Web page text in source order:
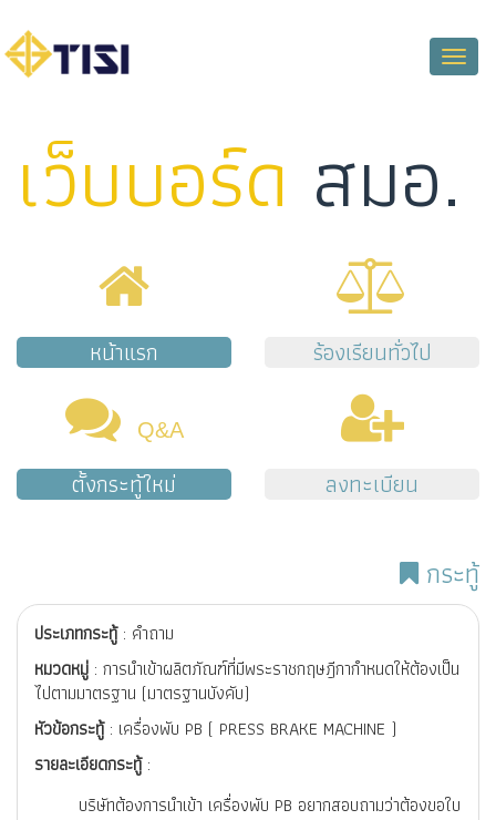
Toggle
เว็บบอร์ด สมอ.
หน้าแรก ร้องเรียนทั่วไป
Q&A
ตั้งกระทู้ใหม่ ลงทะเบียน
กระทู้
ประเภทกระทู้ : คำถาม
หมวดหมู่ : การนำเข้าผลิตภัณฑ์ที่มีพระราชกฤษฎีกากำหนดให้ต้องเป็น
ไปตามมาตรฐาน (มาตรฐานบังคับ)
หัวข้อกระทู้ : เครื่องพับ PB ( PRESS BRAKE MACHINE )
รายละเอียดกระทู้ :
บริษัทต้องการนำเข้า เครื่องพับ PB อยากสอบถามว่าต้องขอใบ